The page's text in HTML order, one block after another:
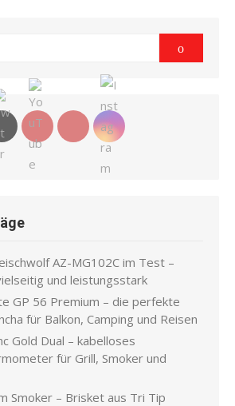
Search
AZ-MG102C im Test –
und leistungsstark
GP 56 Premium – die perfekte
für Balkon, Camping und Reisen
Gold Dual – kabelloses
für Grill, Smoker und
Smoker – Brisket aus Tri Tip